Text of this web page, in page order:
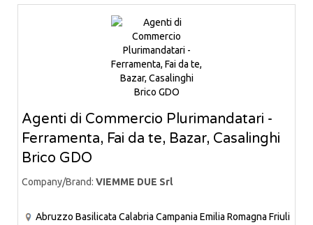
Agenti di Commercio Plurimandatari -
Ferramenta, Fai da te, Bazar, Casalinghi
Brico GDO
Company/Brand: VIEMME DUE Srl
Abruzzo Basilicata Calabria Campania Emilia Romagna Friuli